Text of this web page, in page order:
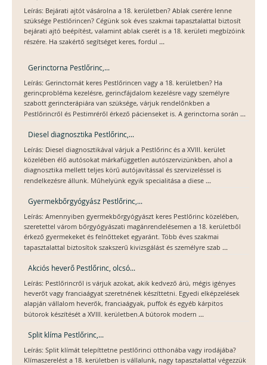
Leírás: Bejárati ajtót vásárolna a 18. kerületben? Ablak cserére lenne
szüksége Pestlőrincen? Cégünk sok éves szakmai tapasztalattal biztosít
bejárati ajtó beépítést, valamint ablak cserét is a 18. kerületi megbízóink
részére. Ha szakértő segítséget keres, fordul ...
Gerinctorna Pestlőrinc,...
Leírás: Gerinctornát keres Pestlőrincen vagy a 18. kerületben? Ha
gerincprobléma kezelésre, gerincfájdalom kezelésre vagy személyre
szabott gerincterápiára van szüksége, várjuk rendelőnkben a
Pestlőrincről és Pestimréről érkező pácienseket is. A gerinctorna során ...
Diesel diagnosztika Pestlőrinc,...
Leírás: Diesel diagnosztikával várjuk a Pestlőrinc és a XVIII. kerület
közelében élő autósokat márkafüggetlen autószervizünkben, ahol a
diagnosztika mellett teljes körű autójavítással és szervizeléssel is
rendelkezésre állunk. Műhelyünk egyik specialitása a diese ...
Gyermekbőrgyógyász Pestlőrinc,...
Leírás: Amennyiben gyermekbőrgyógyászt keres Pestlőrinc közelében,
szeretettel várom bőrgyógyászati magánrendelésemen a 18. kerületből
érkező gyermekeket és felnőtteket egyaránt. Több éves szakmai
tapasztalattal biztosítok szakszerű kivizsgálást és személyre szab ...
Akciós heverő Pestlőrinc, olcsó...
Leírás: Pestlőrincről is várjuk azokat, akik kedvező árú, mégis igényes
heverőt vagy franciaágyat szeretnének készíttetni. Egyedi elképzelések
alapján vállalom heverők, franciaágyak, puffok és egyéb kárpitos
bútorok készítését a XVIII. kerületben.A bútorok modern ...
Split klíma Pestlőrinc,...
Leírás: Split klímát telepíttetne pestlőrinci otthonába vagy irodájába?
Klímaszerelést a 18. kerületben is vállalunk, nagy tapasztalattal végezzük